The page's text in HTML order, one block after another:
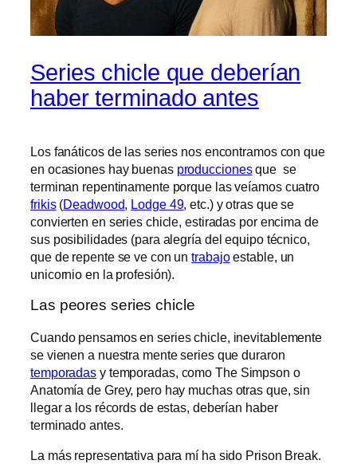
Series chicle que deberían
haber terminado antes
Los fanáticos de las series nos encontramos con que
en ocasiones hay buenas produccionesque se
terminan repentinamente porque las veíamos cuatro
frikis(Deadwood Lodge 49, etc.) y otras que se
convierten en series chicle, estiradas por encima de
sus posibilidades (para alegría del equipo técnico,
que de repente se ve con untrabajoestable, un
unicornio en la profesión).
Las peores series chicle
Cuando pensamos en series chicle, inevitablemente
se vienen a nuestra mente series que duraron
temporadas y temporadas, como The Simpson o
Anatomía de Grey, pero hay muchas otras que, sin
llegar a los récords de estas, deberían haber
terminado antes.
La más representativa para mí ha sido Prison Break.